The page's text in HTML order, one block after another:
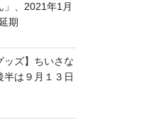
」、2021年1月
期
ッズ】ちいさな
は９月１３日